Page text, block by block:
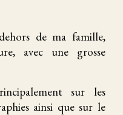
de ma famille,
avec une grosse
sur les
ainsi que sur le